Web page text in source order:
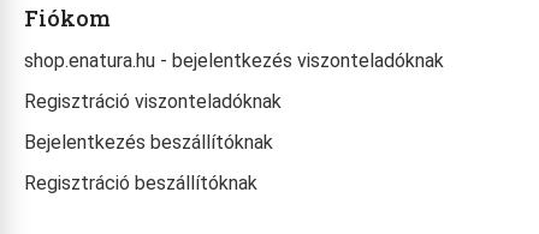
Fiókom
shop.enatura.hu - bejelentkezés viszonteladóknak
Regisztráció viszonteladóknak
Bejelentkezés beszállítóknak
Regisztráció beszállítóknak